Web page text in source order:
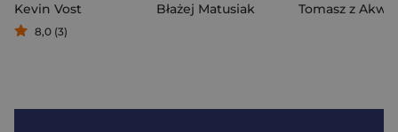
Kevin Vost
8,0 (3)
Błażej Matusiak
Tomasz z